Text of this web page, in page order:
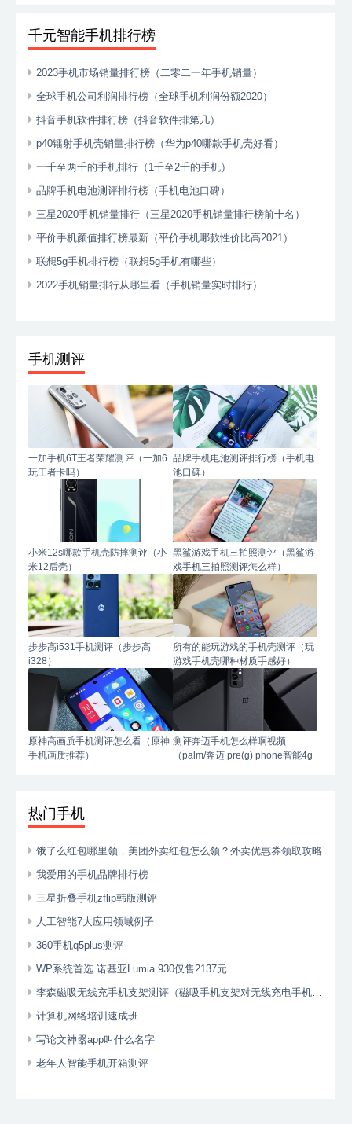
千元智能手机排行榜
2023手机市场销量排行榜（二零二一年手机销量）
全球手机公司利润排行榜（全球手机利润份额2020）
抖音手机软件排行榜（抖音软件排第几）
p40镭射手机壳销量排行榜（华为p40哪款手机壳好看）
一千至两千的手机排行（1千至2千的手机）
品牌手机电池测评排行榜（手机电池口碑）
三星2020手机销量排行（三星2020手机销量排行榜前十名）
平价手机颜值排行榜最新（平价手机哪款性价比高2021）
联想5g手机排行榜（联想5g手机有哪些）
2022手机销量排行从哪里看（手机销量实时排行）
手机测评
一加手机6T王者荣耀测评（一加6
玩王者卡吗）
品牌手机电池测评排行榜（手机电
池口碑）
小米12s哪款手机壳防摔测评（小
米12后壳）
黑鲨游戏手机三拍照测评（黑鲨游
戏手机三拍照测评怎么样）
步步高i531手机测评（步步高
i328）
所有的能玩游戏的手机壳测评（玩
游戏手机壳哪种材质手感好）
原神高画质手机测评怎么看（原神
手机画质推荐）
测评奔迈手机怎么样啊视频
（palm/奔迈 pre(g) phone智能4g
热门手机
饿了么红包哪里领，美团外卖红包怎么领？外卖优惠券领取攻略
我爱用的手机品牌排行榜
三星折叠手机zflip韩版测评
人工智能7大应用领域例子
360手机q5plus测评
WP系统首选 诺基亚Lumia 930仅售2137元
李森磁吸无线充手机支架测评（磁吸手机支架对无线充电手机有影响吗）
计算机网络培训速成班
写论文神器app叫什么名字
老年人智能手机开箱测评